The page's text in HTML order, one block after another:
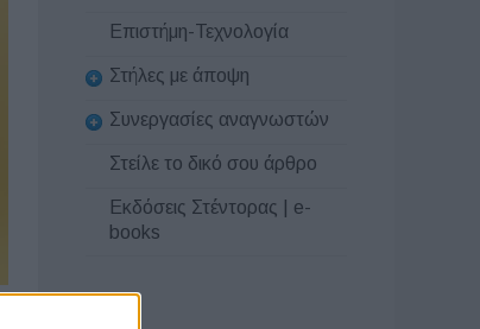
Επιστήμη-Τεχνολογία
Στήλες με άποψη
Συνεργασίες αναγνωστών
Στείλε το δικό σου άρθρο
Εκδόσεις Στέντορας | e-
books